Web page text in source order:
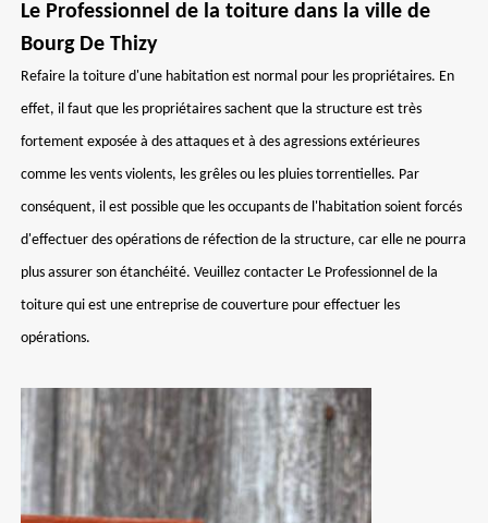
Le Professionnel de la toiture dans la ville de
Bourg De Thizy
Refaire la toiture d'une habitation est normal pour les propriétaires. En
effet, il faut que les propriétaires sachent que la structure est très
fortement exposée à des attaques et à des agressions extérieures
comme les vents violents, les grêles ou les pluies torrentielles. Par
conséquent, il est possible que les occupants de l'habitation soient forcés
d'effectuer des opérations de réfection de la structure, car elle ne pourra
plus assurer son étanchéité. Veuillez contacter Le Professionnel de la
toiture qui est une entreprise de couverture pour effectuer les
opérations.